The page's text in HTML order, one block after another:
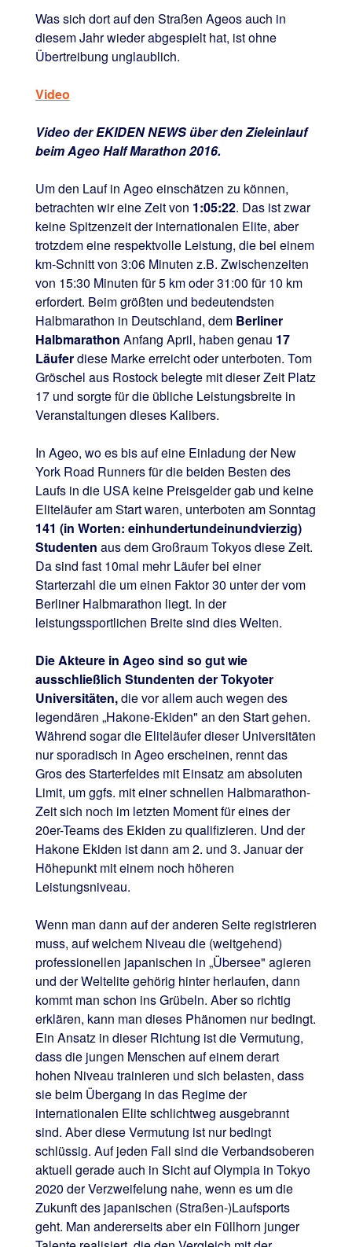
Was sich dort auf den Straßen Ageos auch in
diesem Jahr wieder abgespielt hat, ist ohne
Übertreibung unglaublich.
Video
Video der EKIDEN NEWS über den Zieleinlauf
beim Ageo Half Marathon 2016.
Um den Lauf in Ageo einschätzen zu können,
betrachten wir eine Zeit von 1:05:22. Das ist zwar
keine Spitzenzeit der internationalen Elite, aber
trotzdem eine respektvolle Leistung, die bei einem
km-Schnitt von 3:06 Minuten z.B. Zwischenzeiten
von 15:30 Minuten für 5 km oder 31:00 für 10 km
erfordert. Beim größten und bedeutendsten
Halbmarathon in Deutschland, dem Berliner
Halbmarathon Anfang April, haben genau 17
Läuferdiese Marke erreicht oder unterboten. Tom
Gröschel aus Rostock belegte mit dieser Zeit Platz
17 und sorgte für die übliche Leistungsbreite in
Veranstaltungen dieses Kalibers.
In Ageo, wo es bis auf eine Einladung der New
York Road Runners für die beiden Besten des
Laufs in die USA keine Preisgelder gab und keine
Eliteläufer am Start waren, unterboten am Sonntag
141 (in Worten: einhundertundeinundvierzig)
Studenten aus dem Großraum Tokyos diese Zeit.
Da sind fast 10mal mehr Läufer bei einer
Starterzahl die um einen Faktor 30 unter der vom
Berliner Halbmarathon liegt. In der
leistungssportlichen Breite sind dies Welten.
Die Akteure in Ageo sind so gut wie
ausschließlich Stundenten der Tokyoter
Universitäten,die vor allem auch wegen des
legendären „Hakone-Ekiden" an den Start gehen.
Während sogar die Eliteläufer dieser Universitäten
nur sporadisch in Ageo erscheinen, rennt das
Gros des Starterfeldes mit Einsatz am absoluten
Limit, um ggfs. mit einer schnellen Halbmarathon-
Zeit sich noch im letzten Moment für eines der
20er-Teams des Ekiden zu qualifizieren. Und der
Hakone Ekiden ist dann am 2. und 3. Januar der
Höhepunkt mit einem noch höheren
Leistungsniveau.
Wenn man dann auf der anderen Seite registrieren
muss, auf welchem Niveau die (weitgehend)
professionellen japanischen in „Übersee" agieren
und der Weltelite gehörig hinter herlaufen, dann
kommt man schon ins Grübeln. Aber so richtig
erklären, kann man dieses Phänomen nur bedingt.
Ein Ansatz in dieser Richtung ist die Vermutung,
dass die jungen Menschen auf einem derart
hohen Niveau trainieren und sich belasten, dass
sie beim Übergang in das Regime der
internationalen Elite schlichtweg ausgebrannt
sind. Aber diese Vermutung ist nur bedingt
schlüssig. Auf jeden Fall sind die Verbandsoberen
aktuell gerade auch in Sicht auf Olympia in Tokyo
2020 der Verzweifelung nahe, wenn es um die
Zukunft des japanischen (Straßen-)Laufsports
geht. Man andererseits aber ein Füllhorn junger